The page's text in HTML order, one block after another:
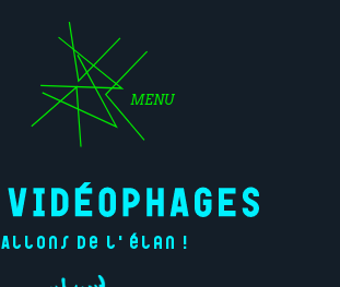
MENU
Allons de l'élan !